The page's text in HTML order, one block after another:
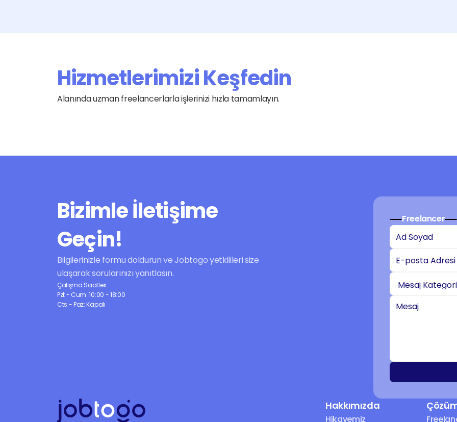
Hizmetlerimizi Keşfedin
Alanında uzman freelancerlarla işlerinizi hızla tamamlayın.
Bizimle İletişime
Geçin!
Bilgilerinizle formu doldurun ve Jobtogo yetkilileri size
ulaşarak sorularınızı yanıtlasın.
Çalışma Saatleri:
Pzt - Cum: 10:00 - 18:00
Cts - Paz: Kapalı
Freelancer
Hakkımızda
Hikayemiz